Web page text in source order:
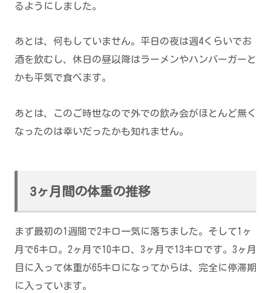
るようにしました。
あとは、何もしていません。平日の夜は週4くらいでお
酒を飲むし、休日の昼以降はラーメンやハンバーガーと
かも平気で食べます。
あとは、このご時世なので外での飲み会がほとんど無く
なったのは幸いだったかも知れません。
3ヶ月間の体重の推移
まず最初の1週間で2キロ一気に落ちました。そして1ヶ
月で6キロ。2ヶ月で10キロ、3ヶ月で13キロです。3ヶ月
目に入って体重が65キロになってからは、完全に停滞期
に入っています。